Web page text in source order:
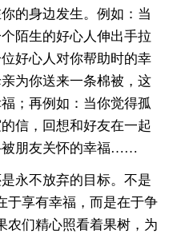
的身边发生。例如：当
陌生的好心人伸出手拉
好心人对你帮助时的幸
为你送来一条棉被，这
；再例如：当你觉得孤
信，回想和好友在一起
朋友关怀的幸福……
永不放弃的目标。不是
于享有幸福，而是在于争
农们精心照看着果树，为